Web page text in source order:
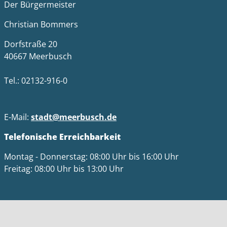
Der Bürgermeister
Christian Bommers
Dorfstraße 20
40667 Meerbusch
Tel.: 02132-916-0
E-Mail: stadt@meerbusch.de
Telefonische Erreichbarkeit
Montag - Donnerstag: 08:00 Uhr bis 16:00 Uhr
Freitag: 08:00 Uhr bis 13:00 Uhr